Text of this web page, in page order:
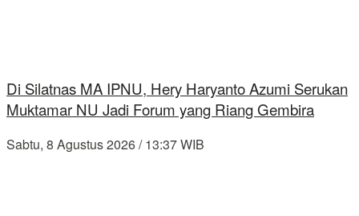
Di Silatnas MA IPNU, Hery Haryanto Azumi Serukan
Muktamar NU Jadi Forum yang Riang Gembira
Sabtu, 8 Agustus 2026 / 13:37 WIB